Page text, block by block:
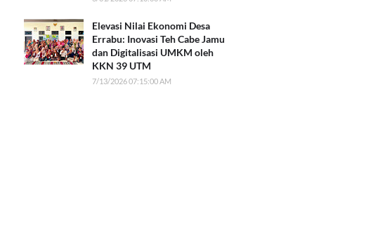
Elevasi Nilai Ekonomi Desa
Errabu: Inovasi Teh Cabe Jamu
dan Digitalisasi UMKM oleh
KKN 39 UTM
7/13/2026 07:15:00 AM